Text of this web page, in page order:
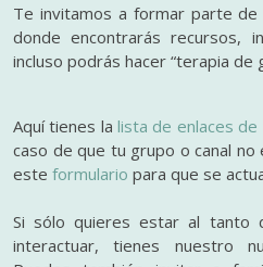
Te invitamos a formar parte
donde encontrarás recursos,
incluso podrás hacer “terapia de
Aquí tienes lalista de enlaces
caso de que tu grupo o canal
este formulario para que se
Si sólo quieres estar al tanto
interactuar, tienes nuestro